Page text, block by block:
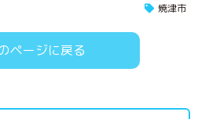
焼津市
ページに戻る